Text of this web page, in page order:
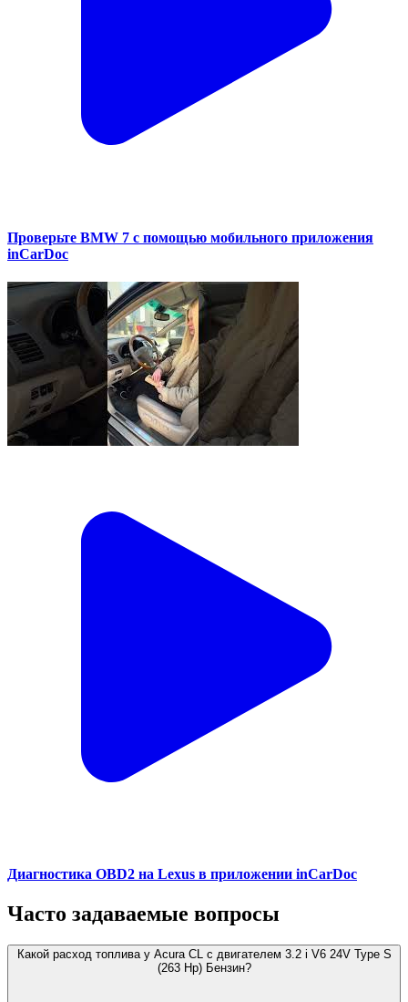
Проверьте BMW 7 с помощью мобильного приложения
inCarDoc
Диагностика OBD2 на Lexus в приложении inCarDoc
Часто задаваемые вопросы
Какой расход топлива у Acura CL с двигателем 3.2 i V6 24V Type S
(263 Hp) Бензин?